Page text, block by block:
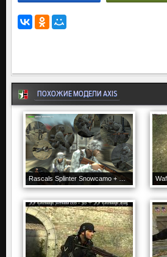
ПОХОЖИЕ МОДЕЛИ AXIS
Rascals Splinter Snowcamo + Hands